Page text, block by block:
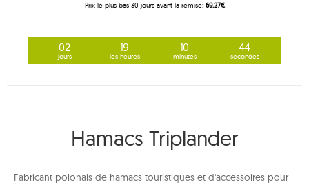
Prix ​​le plus bas 30 jours avant la remise: 69.27€
02
jours
19
les heures
10
minutes
43
secondes
Hamacs Triplander
Fabricant polonais de hamacs touristiques et d'accessoires pour